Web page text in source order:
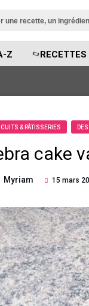
Z
& PÂTISSERIES
cake
Myriam 15 mars